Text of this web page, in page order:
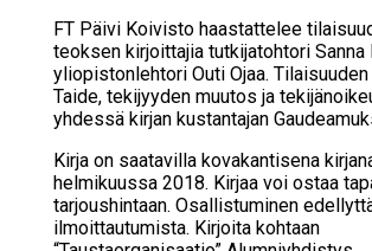
FT Päivi Koivisto haastattelee
teoksen kirjoittajia tutkijatohtori Sanna
yliopistonlehtori Outi Ojaa.
Taide, tekijyyden muutos ja
yhdessä kirjan kustantajan
Kirja on saatavilla kovakantisena
helmikuussa 2018. Kirjaa voi ostaa
tarjoushintaan. Osallistuminen
ilmoittautumista. Kirjoita kohtaan